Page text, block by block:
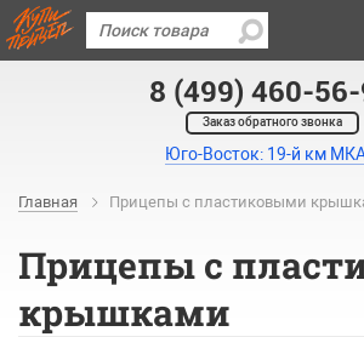
8 (499) 460-56-
Заказ обратного звонка
Юго-Восток: 19-й км
Главная Прицепы с пластиковыми
Прицепы с
крышками